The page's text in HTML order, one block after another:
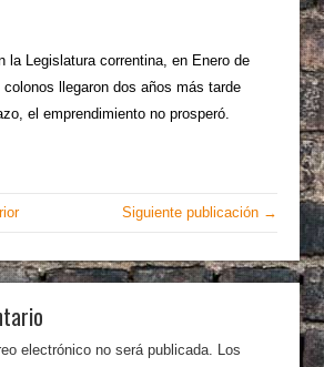
la Legislatura correntina, en Enero de
llegaron dos años más tarde
el emprendimiento no prosperó.
Siguiente publicación →
electrónico no será publicada. Los